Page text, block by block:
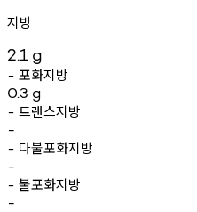
지방
2.1 g
- 포화지방
0.3 g
- 트랜스지방
-
- 다불포화지방
-
- 불포화지방
-